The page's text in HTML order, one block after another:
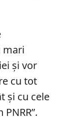
mari
şi vor
cu tot
şi cu cele